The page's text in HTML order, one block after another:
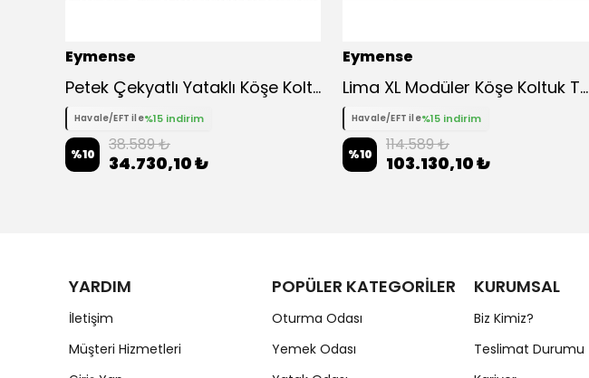
Eymense
Petek Çekyatlı Yataklı Köşe Koltuk Takımı
Havale/EFT ile%15 indirim
%10 38.589 ₺
34.730,10 ₺
Eymense
Lima XL Modüler Köşe Koltuk Takımı
Havale/EFT ile%15 indirim
%10 114.589 ₺
103.130,10 ₺
YARDIM
İletişim
Müşteri Hizmetleri
POPÜLER KATEGORİLER
Oturma Odası
Yemek Odası
KURUMSAL
Biz Kimiz?
Teslimat Durumu